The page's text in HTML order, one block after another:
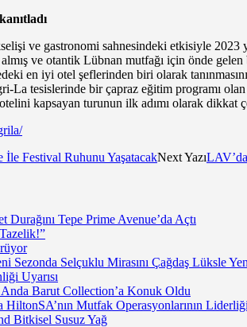
ve gastronomi sahnesindeki etkisiyle 2023
ve otantik Lübnan mutfağı için önde
en iyi otel şeflerinden biri olarak
La tesislerinde bir çapraz eğitim programı
kapsayan turunun ilk adımı olarak dikkat
Festival Ruhunu YaşatacakNext Yazı
Tepe Prime Avenue’da Açtı
Sezonda Selçuklu Mirasını Çağdaş Lüksle
Uyarısı
Barut Collection’a Konuk Oldu
Mutfak Operasyonlarının
Bitkisel Susuz Yağ